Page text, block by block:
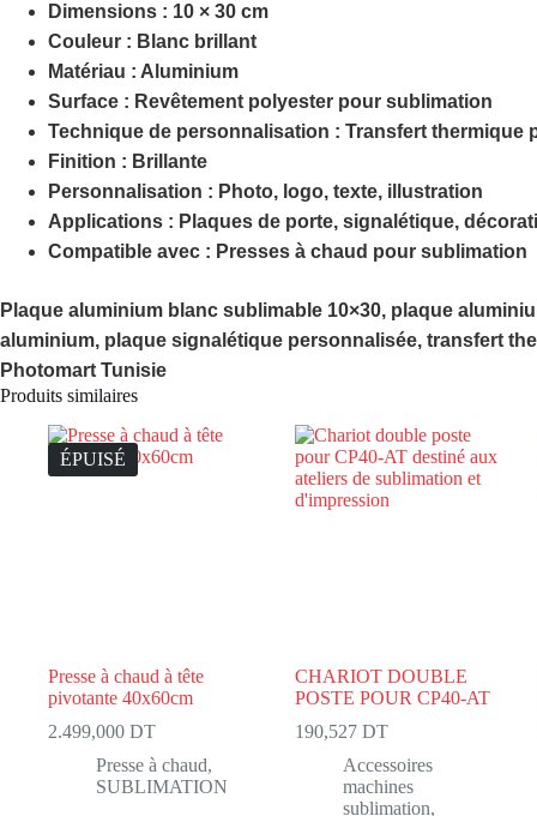
Dimensions : 10 × 30 cm
Couleur : Blanc brillant
Matériau : Aluminium
Surface : Revêtement polyester pour sublimation
Technique de personnalisation : Transfert thermique
Finition : Brillante
Personnalisation : Photo, logo, texte, illustration
Applications : Plaques de porte, signalétique,
Compatible avec : Presses à chaud pour sublimation
Plaque aluminium blanc sublimable 10×30, plaque
aluminium, plaque signalétique personnalisée, transfert
Photomart Tunisie
Produits similaires
ÉPUISÉ
Presse à chaud à tête
pivotante 40x60cm
2.499,000 DT
Presse à chaud,
SUBLIMATION
CHARIOT DOUBLE
POSTE POUR CP40-AT
190,527DT
Accessoires
machines
sublimation,